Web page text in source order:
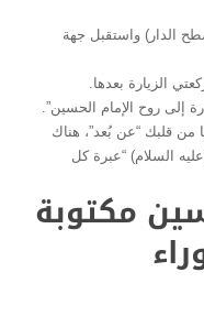
الدار) واستقبل جهة
الزيارة بعدها.
إلى روح الإمام الحسين”.
قلبك “عن بُعد”، هناك
السلام) “عبرة كل
مكتوبة